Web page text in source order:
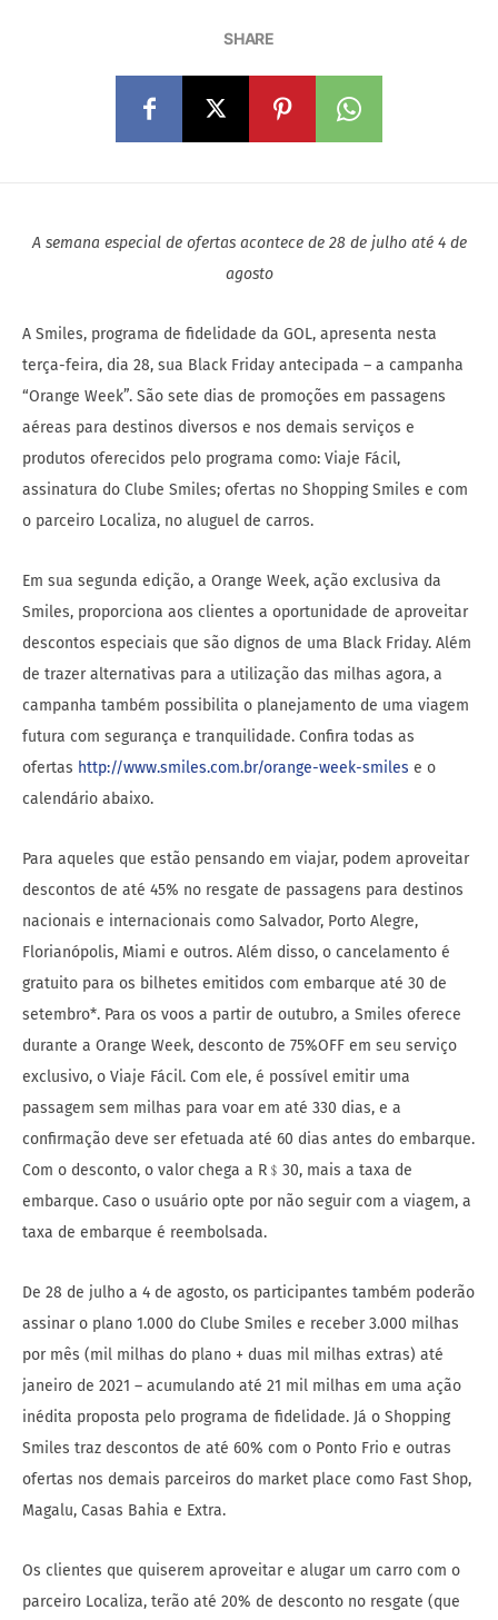
SHARE
A semana especial de ofertas acontece de 28 de julho até 4 de
agosto
A Smiles, programa de fidelidade da GOL, apresenta nesta
terça-feira, dia 28, sua Black Friday antecipada – a campanha
“Orange Week”. São sete dias de promoções em passagens
aéreas para destinos diversos e nos demais serviços e
produtos oferecidos pelo programa como: Viaje Fácil,
assinatura do Clube Smiles; ofertas no Shopping Smiles e com
o parceiro Localiza, no aluguel de carros.
Em sua segunda edição, a Orange Week, ação exclusiva da
Smiles, proporciona aos clientes a oportunidade de aproveitar
descontos especiais que são dignos de uma Black Friday. Além
de trazer alternativas para a utilização das milhas agora, a
campanha também possibilita o planejamento de uma viagem
futura com segurança e tranquilidade. Confira todas as
ofertas http://www.smiles.com.br/orange-week-smiles e o
calendário abaixo.
Para aqueles que estão pensando em viajar, podem aproveitar
descontos de até 45% no resgate de passagens para destinos
nacionais e internacionais como Salvador, Porto Alegre,
Florianópolis, Miami e outros. Além disso, o cancelamento é
gratuito para os bilhetes emitidos com embarque até 30 de
setembro*. Para os voos a partir de outubro, a Smiles oferece
durante a Orange Week, desconto de 75%OFF em seu serviço
exclusivo, o Viaje Fácil. Com ele, é possível emitir uma
passagem sem milhas para voar em até 330 dias, e a
confirmação deve ser efetuada até 60 dias antes do embarque.
Com o desconto, o valor chega a R﹩30, mais a taxa de
embarque. Caso o usuário opte por não seguir com a viagem, a
taxa de embarque é reembolsada.
De 28 de julho a 4 de agosto, os participantes também poderão
assinar o plano 1.000 do Clube Smiles e receber 3.000 milhas
por mês (mil milhas do plano + duas mil milhas extras) até
janeiro de 2021 – acumulando até 21 mil milhas em uma ação
inédita proposta pelo programa de fidelidade. Já o Shopping
Smiles traz descontos de até 60% com o Ponto Frio e outras
ofertas nos demais parceiros do market place como Fast Shop,
Magalu, Casas Bahia e Extra.
Os clientes que quiserem aproveitar e alugar um carro com o
parceiro Localiza, terão até 20% de desconto no resgate (que